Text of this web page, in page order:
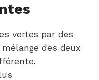
vertes par des
des deux